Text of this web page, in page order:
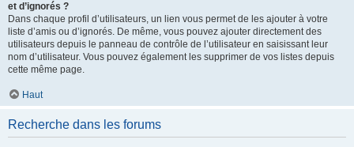
et d’ignorés ?
Dans chaque profil d’utilisateurs, un lien vous permet de les ajouter à votre
liste d’amis ou d’ignorés. De même, vous pouvez ajouter directement des
utilisateurs depuis le panneau de contrôle de l’utilisateur en saisissant leur
nom d’utilisateur. Vous pouvez également les supprimer de vos listes depuis
cette même page.
Haut
Recherche dans les forums